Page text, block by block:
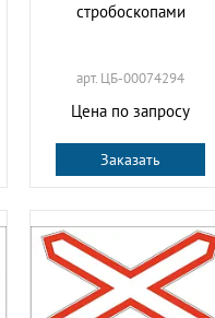
стробоскопами
арт. ЦБ-00074294
Цена по запросу
Заказать